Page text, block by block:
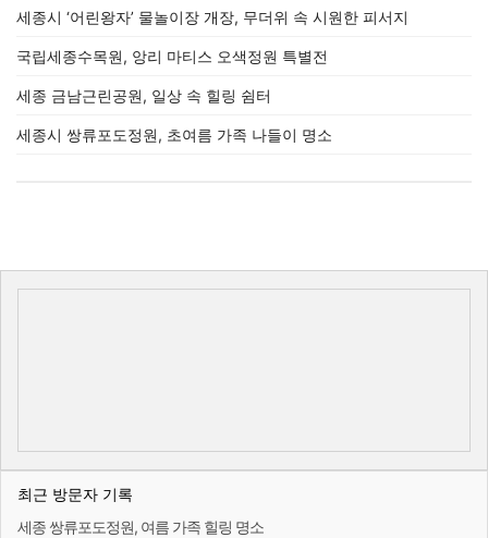
세종시 ‘어린왕자’ 물놀이장 개장, 무더위 속 시원한 피서지
국립세종수목원, 앙리 마티스 오색정원 특별전
세종 금남근린공원, 일상 속 힐링 쉼터
세종시 쌍류포도정원, 초여름 가족 나들이 명소
최근 방문자 기록
세종 쌍류포도정원, 여름 가족 힐링 명소